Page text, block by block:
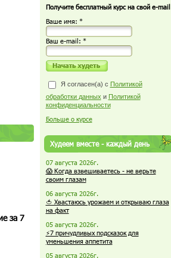
за 7
Получите бесплатный курс на свой e-mail
Ваше имя: *
Ваш е-mail: *
Я согласен(а) с Политикой
обработки данных и Политикой
конфиденциальности
Больше о курсе
Худеем вместе - каждый день
07 августа 2026г.
😱 Когда взвешиваетесь - не верьте
своим глазам
06 августа 2026г.
🍅 Хвастаюсь урожаем и открываю глаза
на факт
05 августа 2026г.
⚡7 причудливых подсказок для
уменьшения аппетита
05 августа 2026г.